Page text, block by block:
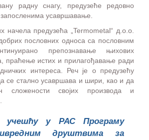
радну снагу, предузеће редовно
усавршавање.
начела предузећа „Termometal“ д.о.о.
пословних односа са пословним
препознавање њихових
праћење истих и прилагођавање ради
интереса. Реч је о предузећу
се стално усавршава и шири, као и да
сложености својих производа и
учешћу у РАС Програму
друштвима за